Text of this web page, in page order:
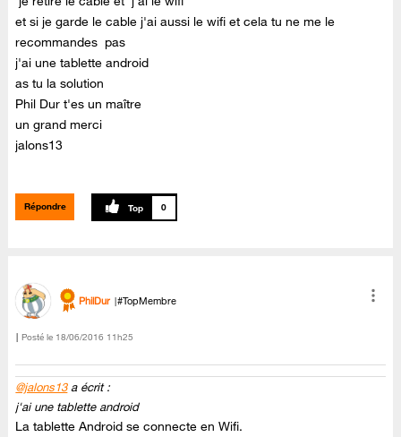
et si je garde le cable j'ai aussi le wifi et cela tu ne me le
recommandes pas
j'ai une tablette android
as tu la solution
Phil Dur t'es un maître
un grand merci
jalons13
Répondre 0
PhilDur #TopMembre
Posté le ‎18/06/2016 11h25
@jalons13a écrit :
j'ai une tablette android
La tablette Android se connecte en Wifi.